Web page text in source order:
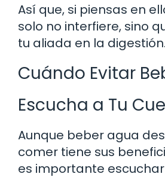
Así que, si piensas en
solo no interfiere, sino
tu aliada en la digestión.
Cuándo Evitar
Escucha a Tu
Aunque beber agua
comer tiene sus
es importante